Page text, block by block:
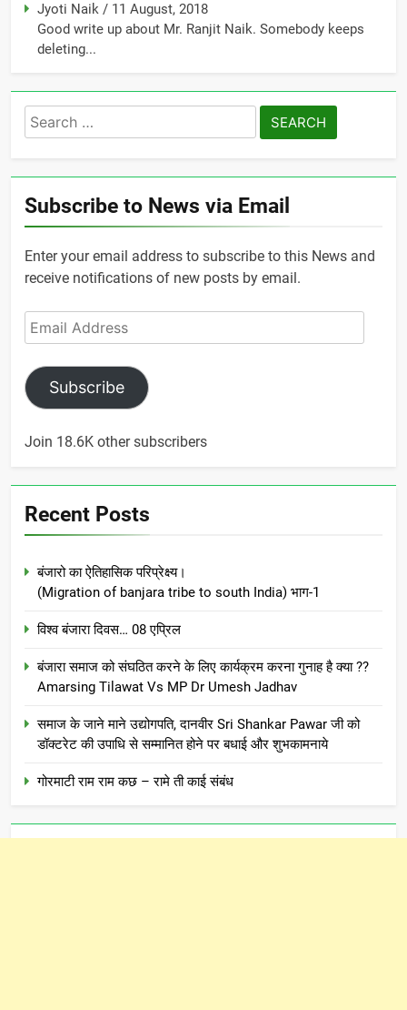
Jyoti Naik / 11 August, 2018
Good write up about Mr. Ranjit Naik. Somebody keeps
deleting...
Search
for:
Subscribe to News via Email
Enter your email address to subscribe to this News and
receive notifications of new posts by email.
Email
Address
Subscribe
Join 18.6K other subscribers
Recent Posts
बंजारो का ऐतिहासिक परिप्रेक्ष्य।
(Migration of banjara tribe to south India) भाग-1
विश्व बंजारा दिवस… 08 एप्रिल
बंजारा समाज को संघठित करने के लिए कार्यक्रम करना गुनाह है क्या ??
Amarsing Tilawat Vs MP Dr Umesh Jadhav
समाज के जाने माने उद्योगपति, दानवीर Sri Shankar Pawar जी को
डॉक्टरेट की उपाधि से सम्मानित होने पर बधाई और शुभकामनाये
गोरमाटी राम राम कछ – रामे ती काई संबंध